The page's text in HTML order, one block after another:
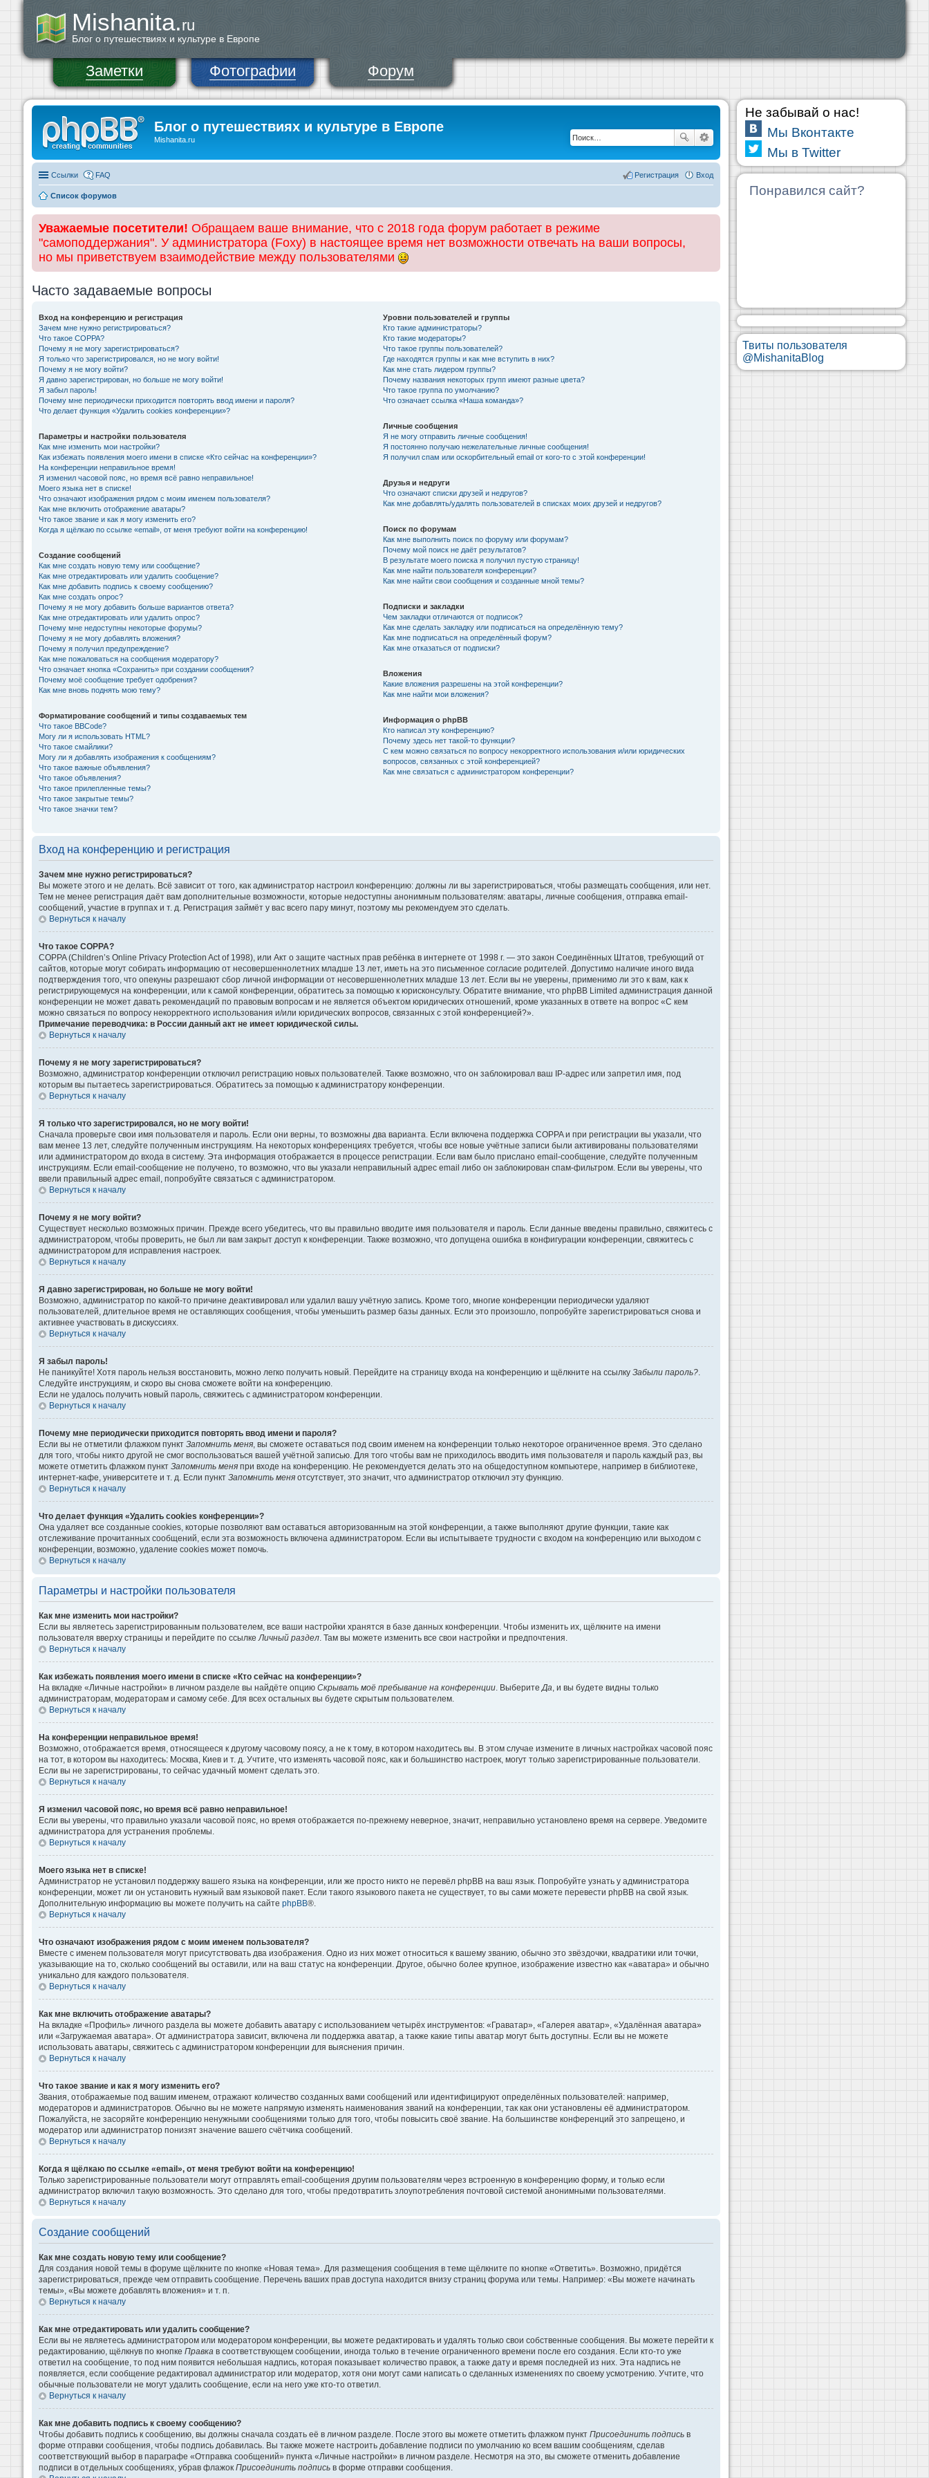
Mishanita.ru
Блог о путешествиях и культуре в Европе
Заметки Фотографии Форум
Блог о путешествиях и культуре в Европе
Mishanita.ru
Ссылки FAQ Вход
Регистрация
Список форумов
Уважаемые посетители! Обращаем ваше внимание, что с 2018 года форум работает в режиме
"самоподдержания". У администратора (Foxy) в настоящее время нет возможности отвечать на ваши вопросы,
но мы приветствуем взаимодействие между пользователями
Часто задаваемые вопросы
Вход на конференцию и регистрация
Зачем мне нужно регистрироваться?
Что такое COPPA?
Почему я не могу зарегистрироваться?
Я только что зарегистрировался, но не могу войти!
Почему я не могу войти?
Я давно зарегистрирован, но больше не могу войти!
Я забыл пароль!
Почему мне периодически приходится повторять ввод имени и пароля?
Что делает функция «Удалить cookies конференции»?
Параметры и настройки пользователя
Как мне изменить мои настройки?
Как избежать появления моего имени в списке «Кто сейчас на конференции»?
На конференции неправильное время!
Я изменил часовой пояс, но время всё равно неправильное!
Моего языка нет в списке!
Что означают изображения рядом с моим именем пользователя?
Как мне включить отображение аватары?
Что такое звание и как я могу изменить его?
Когда я щёлкаю по ссылке «email», от меня требуют войти на конференцию!
Создание сообщений
Как мне создать новую тему или сообщение?
Как мне отредактировать или удалить сообщение?
Как мне добавить подпись к своему сообщению?
Как мне создать опрос?
Почему я не могу добавить больше вариантов ответа?
Как мне отредактировать или удалить опрос?
Почему мне недоступны некоторые форумы?
Почему я не могу добавлять вложения?
Почему я получил предупреждение?
Как мне пожаловаться на сообщения модератору?
Что означает кнопка «Сохранить» при создании сообщения?
Почему моё сообщение требует одобрения?
Как мне вновь поднять мою тему?
Форматирование сообщений и типы создаваемых тем
Что такое BBCode?
Могу ли я использовать HTML?
Что такое смайлики?
Могу ли я добавлять изображения к сообщениям?
Что такое важные объявления?
Что такое объявления?
Что такое прилепленные темы?
Что такое закрытые темы?
Что такое значки тем?
Уровни пользователей и группы
Кто такие администраторы?
Кто такие модераторы?
Что такое группы пользователей?
Где находятся группы и как мне вступить в них?
Как мне стать лидером группы?
Почему названия некоторых групп имеют разные цвета?
Что такое группа по умолчанию?
Что означает ссылка «Наша команда»?
Личные сообщения
Я не могу отправить личные сообщения!
Я постоянно получаю нежелательные личные сообщения!
Я получил спам или оскорбительный email от кого-то с этой конференции!
Друзья и недруги
Что означают списки друзей и недругов?
Как мне добавлять/удалять пользователей в списках моих друзей и недругов?
Поиск по форумам
Как мне выполнить поиск по форуму или форумам?
Почему мой поиск не даёт результатов?
В результате моего поиска я получил пустую страницу!
Как мне найти пользователя конференции?
Как мне найти свои сообщения и созданные мной темы?
Подписки и закладки
Чем закладки отличаются от подписок?
Как мне сделать закладку или подписаться на определённую тему?
Как мне подписаться на определённый форум?
Как мне отказаться от подписки?
Вложения
Какие вложения разрешены на этой конференции?
Как мне найти мои вложения?
Информация о phpBB
Кто написал эту конференцию?
Почему здесь нет такой-то функции?
С кем можно связаться по вопросу некорректного использования и/или юридических
вопросов, связанных с этой конференцией?
Как мне связаться с администратором конференции?
Вход на конференцию и регистрация
Зачем мне нужно регистрироваться?
Вы можете этого и не делать. Всё зависит от того, как администратор настроил конференцию: должны ли вы зарегистрироваться, чтобы размещать сообщения, или нет.
Тем не менее регистрация даёт вам дополнительные возможности, которые недоступны анонимным пользователям: аватары, личные сообщения, отправка email-
сообщений, участие в группах и т. д. Регистрация займёт у вас всего пару минут, поэтому мы рекомендуем это сделать.
Вернуться к началу
Что такое COPPA?
COPPA (Children’s Online Privacy Protection Act of 1998), или Акт о защите частных прав ребёнка в интернете от 1998 г. — это закон Соединённых Штатов, требующий от
сайтов, которые могут собирать информацию от несовершеннолетних младше 13 лет, иметь на это письменное согласие родителей. Допустимо наличие иного вида
подтверждения того, что опекуны разрешают сбор личной информации от несовершеннолетних младше 13 лет. Если вы не уверены, применимо ли это к вам, как к
регистрирующемуся на конференции, или к самой конференции, обратитесь за помощью к юрисконсульту. Обратите внимание, что phpBB Limited администрация данной
конференции не может давать рекомендаций по правовым вопросам и не является объектом юридических отношений, кроме указанных в ответе на вопрос «С кем
можно связаться по вопросу некорректного использования и/или юридических вопросов, связанных с этой конференцией?».
Примечание переводчика: в России данный акт не имеет юридической силы.
Вернуться к началу
Почему я не могу зарегистрироваться?
Возможно, администратор конференции отключил регистрацию новых пользователей. Также возможно, что он заблокировал ваш IP-адрес или запретил имя, под
которым вы пытаетесь зарегистрироваться. Обратитесь за помощью к администратору конференции.
Вернуться к началу
Я только что зарегистрировался, но не могу войти!
Сначала проверьте свои имя пользователя и пароль. Если они верны, то возможны два варианта. Если включена поддержка COPPA и при регистрации вы указали, что
вам менее 13 лет, следуйте полученным инструкциям. На некоторых конференциях требуется, чтобы все новые учётные записи были активированы пользователями
или администратором до входа в систему. Эта информация отображается в процессе регистрации. Если вам было прислано email-сообщение, следуйте полученным
инструкциям. Если email-сообщение не получено, то возможно, что вы указали неправильный адрес email либо он заблокирован спам-фильтром. Если вы уверены, что
ввели правильный адрес email, попробуйте связаться с администратором.
Вернуться к началу
Почему я не могу войти?
Существует несколько возможных причин. Прежде всего убедитесь, что вы правильно вводите имя пользователя и пароль. Если данные введены правильно, свяжитесь с
администратором, чтобы проверить, не был ли вам закрыт доступ к конференции. Также возможно, что допущена ошибка в конфигурации конференции, свяжитесь с
администратором для исправления настроек.
Вернуться к началу
Я давно зарегистрирован, но больше не могу войти!
Возможно, администратор по какой-то причине деактивировал или удалил вашу учётную запись. Кроме того, многие конференции периодически удаляют
пользователей, длительное время не оставляющих сообщения, чтобы уменьшить размер базы данных. Если это произошло, попробуйте зарегистрироваться снова и
активнее участвовать в дискуссиях.
Вернуться к началу
Я забыл пароль!
Не паникуйте! Хотя пароль нельзя восстановить, можно легко получить новый. Перейдите на страницу входа на конференцию и щёлкните на ссылку Забыли пароль?
Следуйте инструкциям, и скоро вы снова сможете войти на конференцию.
Если не удалось получить новый пароль, свяжитесь с администратором конференции.
Вернуться к началу
Почему мне периодически приходится повторять ввод имени и пароля?
Если вы не отметили флажком пункт Запомнить меня , вы сможете оставаться под своим именем на конференции только некоторое ограниченное время. Это сделано
для того, чтобы никто другой не смог воспользоваться вашей учётной записью. Для того чтобы вам не приходилось вводить имя пользователя и пароль каждый раз, вы
можете отметить флажком пункт Запомнить меня при входе на конференцию. Не рекомендуется делать это на общедоступном компьютере, например в библиотеке,
интернет-кафе, университете и т. д. Если пункт Запомнить меня отсутствует, это значит, что администратор отключил эту функцию.
Вернуться к началу
Что делает функция «Удалить cookies конференции»?
Она удаляет все созданные cookies, которые позволяют вам оставаться авторизованным на этой конференции, а также выполняют другие функции, такие как
отслеживание прочитанных сообщений, если эта возможность включена администратором. Если вы испытываете трудности с входом на конференцию или выходом с
конференции, возможно, удаление cookies может помочь.
Вернуться к началу
Параметры и настройки пользователя
Как мне изменить мои настройки?
Если вы являетесь зарегистрированным пользователем, все ваши настройки хранятся в базе данных конференции. Чтобы изменить их, щёлкните на имени
пользователя вверху страницы и перейдите по ссылке Личный раздел . Там вы можете изменить все свои настройки и предпочтения.
Вернуться к началу
Как избежать появления моего имени в списке «Кто сейчас на конференции»?
На вкладке «Личные настройки» в личном разделе вы найдёте опцию Скрывать моё пребывание на конференции . Выберите Да , и вы будете видны только
администраторам, модераторам и самому себе. Для всех остальных вы будете скрытым пользователем.
Вернуться к началу
На конференции неправильное время!
Возможно, отображается время, относящееся к другому часовому поясу, а не к тому, в котором находитесь вы. В этом случае измените в личных настройках часовой пояс
на тот, в котором вы находитесь: Москва, Киев и т. д. Учтите, что изменять часовой пояс, как и большинство настроек, могут только зарегистрированные пользователи.
Если вы не зарегистрированы, то сейчас удачный момент сделать это.
Вернуться к началу
Я изменил часовой пояс, но время всё равно неправильное!
Если вы уверены, что правильно указали часовой пояс, но время отображается по-прежнему неверное, значит, неправильно установлено время на сервере. Уведомите
администратора для устранения проблемы.
Вернуться к началу
Моего языка нет в списке!
Администратор не установил поддержку вашего языка на конференции, или же просто никто не перевёл phpBB на ваш язык. Попробуйте узнать у администратора
конференции, может ли он установить нужный вам языковой пакет. Если такого языкового пакета не существует, то вы сами можете перевести phpBB на свой язык.
Дополнительную информацию вы можете получить на сайте phpBB®.
Вернуться к началу
Что означают изображения рядом с моим именем пользователя?
Вместе с именем пользователя могут присутствовать два изображения. Одно из них может относиться к вашему званию, обычно это звёздочки, квадратики или точки,
указывающие на то, сколько сообщений вы оставили, или на ваш статус на конференции. Другое, обычно более крупное, изображение известно как «аватара» и обычно
уникально для каждого пользователя.
Вернуться к началу
Как мне включить отображение аватары?
На вкладке «Профиль» личного раздела вы можете добавить аватару с использованием четырёх инструментов: «Граватар», «Галерея аватар», «Удалённая аватара»
или «Загружаемая аватара». От администратора зависит, включена ли поддержка аватар, а также какие типы аватар могут быть доступны. Если вы не можете
использовать аватары, свяжитесь с администратором конференции для выяснения причин.
Вернуться к началу
Что такое звание и как я могу изменить его?
Звания, отображаемые под вашим именем, отражают количество созданных вами сообщений или идентифицируют определённых пользователей: например,
модераторов и администраторов. Обычно вы не можете напрямую изменять наименования званий на конференции, так как они установлены её администратором.
Пожалуйста, не засоряйте конференцию ненужными сообщениями только для того, чтобы повысить своё звание. На большинстве конференций это запрещено, и
модератор или администратор понизят значение вашего счётчика сообщений.
Вернуться к началу
Когда я щёлкаю по ссылке «email», от меня требуют войти на конференцию!
Только зарегистрированные пользователи могут отправлять email-сообщения другим пользователям через встроенную в конференцию форму, и только если
администратор включил такую возможность. Это сделано для того, чтобы предотвратить злоупотребления почтовой системой анонимными пользователями.
Вернуться к началу
Создание сообщений
Как мне создать новую тему или сообщение?
Для создания новой темы в форуме щёлкните по кнопке «Новая тема». Для размещения сообщения в теме щёлкните по кнопке «Ответить». Возможно, придётся
зарегистрироваться, прежде чем отправить сообщение. Перечень ваших прав доступа находится внизу страниц форума или темы. Например: «Вы можете начинать
темы», «Вы можете добавлять вложения» и т. п.
Вернуться к началу
Как мне отредактировать или удалить сообщение?
Если вы не являетесь администратором или модератором конференции, вы можете редактировать и удалять только свои собственные сообщения. Вы можете перейти к
редактированию, щёлкнув по кнопке Правка в соответствующем сообщении, иногда только в течение ограниченного времени после его создания. Если кто-то уже
ответил на сообщение, то под ним появится небольшая надпись, которая показывает количество правок, а также дату и время последней из них. Эта надпись не
появляется, если сообщение редактировал администратор или модератор, хотя они могут сами написать о сделанных изменениях по своему усмотрению. Учтите, что
обычные пользователи не могут удалить сообщение, если на него уже кто-то ответил.
Вернуться к началу
Как мне добавить подпись к своему сообщению?
Чтобы добавить подпись к сообщению, вы должны сначала создать её в личном разделе. После этого вы можете отметить флажком пункт Присоединить подпись в
форме отправки сообщения, чтобы подпись добавилась. Вы также можете настроить добавление подписи по умолчанию ко всем вашим сообщениям, сделав
соответствующий выбор в параграфе «Отправка сообщений» пункта «Личные настройки» в личном разделе. Несмотря на это, вы сможете отменить добавление
подписи в отдельных сообщениях, убрав флажок Присоединить подпись в форме отправки сообщения.
Не забывай о нас!
Мы Вконтакте
Мы в Twitter
Понравился сайт?
Твиты пользователя
@MishanitaBlog